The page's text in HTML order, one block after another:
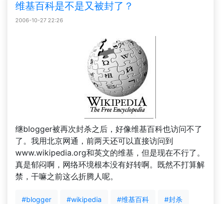
维基百科是不是又被封了？
2006-10-27 22:26
继blogger被再次封杀之后，好像维基百科也访问不了
了。我用北京网通，前两天还可以直接访问到
www.wikipedia.org和英文的维基，但是现在不行了。
真是郁闷啊，网络环境根本没有好转啊。既然不打算解
禁，干嘛之前这么折腾人呢。
#blogger #wikipedia #维基百科 #封杀